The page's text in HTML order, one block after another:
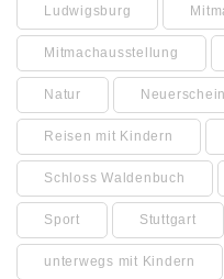
Ludwigsburg
Mitmachausstellung
Natur
Reisen mit Kindern
Schloss Waldenbuch
Sport Stuttgart
unterwegs mit Kindern